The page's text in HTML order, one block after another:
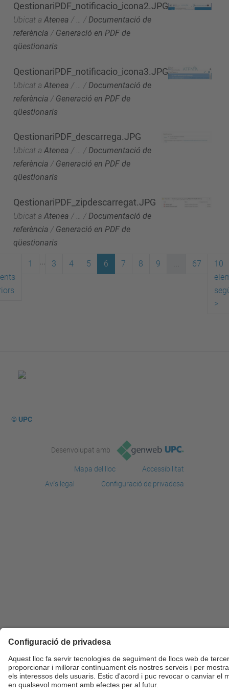
QestionariPDF_notificacio_icona2.JPG
Ubicat a Atenea / … /Documentació de
referència / Generació en PDF de
qüestionaris
QestionariPDF_notificacio_icona3.JPG
Ubicat a Atenea / / Documentació de
referència / Generació en PDF de
qüestionaris
QestionariPDF_descarrega.JPG
Ubicat a Atenea / … /Documentació de
referència / Generació en PDF de
qüestionaris
QestionariPDF_zipdescarregat.JPG
Ubicat a Atenea / / Documentació de
referència / Generació en PDF de
qüestionaris
1 3 4 5 6 7 8 9 67
10
>
© UPC
Desenvolupat amb
Mapa del lloc
Accessibilitat
Avís legal
Configuració de privadesa